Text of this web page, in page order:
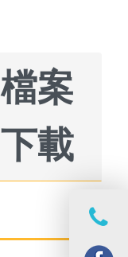
檔案
下載